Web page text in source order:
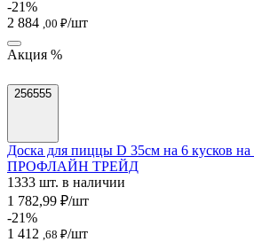
-21%
2 884 ,00 ₽/шт
Акция %
256555
Доска для пиццы D 35см на 6 кусков на
ПРОФЛАЙН ТРЕЙД
1333 шт. в наличии
1 782,99 ₽/шт
-21%
1 412 ,68 ₽/шт